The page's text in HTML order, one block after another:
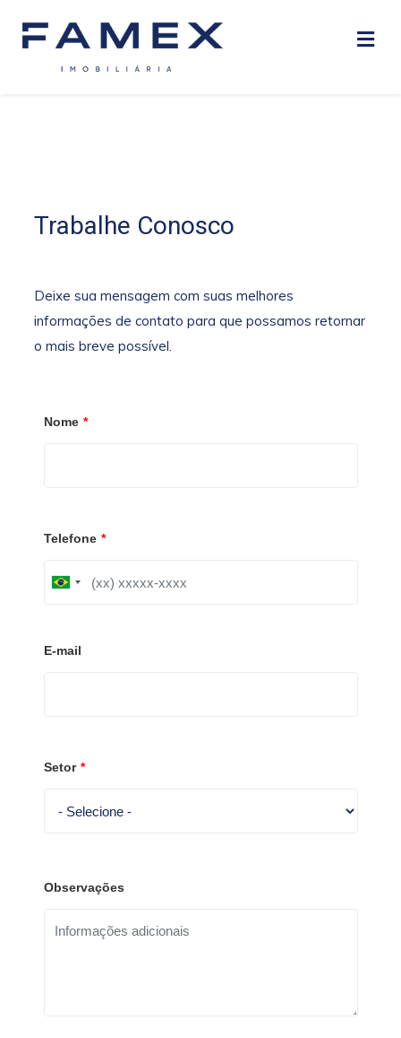
Trabalhe Conosco
Deixe sua mensagem com suas melhores
informações de contato para que possamos retornar
o mais breve possível.
Nome *
Telefone *
B
i
E-mail
Setor *
Observações